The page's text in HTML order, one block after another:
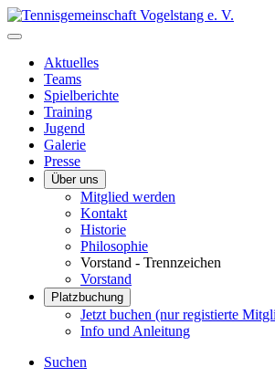
Aktuelles
Teams
Spielberichte
Training
Jugend
Galerie
Presse
Über uns
Mitglied werden
Kontakt
Historie
Philosophie
Vorstand - Trennzeichen
Vorstand
Platzbuchung
Jetzt buchen (nur registierte
Info und Anleitung
Suchen